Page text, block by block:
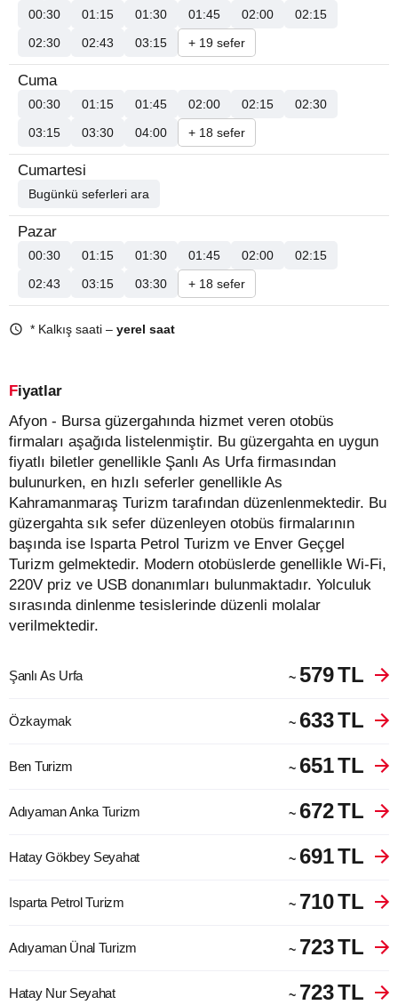
00:30 01:15 01:30 01:45 02:00
02:15
02:30
02:43 03:15 + 19 sefer
Cuma
00:30 01:15 01:45 02:00 02:15
02:30
03:15
03:30 04:00 + 18 sefer
Cumartesi
Bugünkü seferleri ara
Pazar
00:30 01:15 01:30 01:45 02:00
02:15
02:43
03:15 03:30 + 18 sefer
* Kalkış saati – yerel saat
Fiyatlar
Afyon - Bursa güzergahında hizmet veren otobüs
firmaları aşağıda listelenmiştir. Bu güzergahta en uygun
fiyatlı biletler genellikle Şanlı As Urfa firmasından
bulunurken, en hızlı seferler genellikle As
Kahramanmaraş Turizm tarafından düzenlenmektedir. Bu
güzergahta sık sefer düzenleyen otobüs firmalarının
başında ise Isparta Petrol Turizm ve Enver Geçgel
Turizm gelmektedir. Modern otobüslerde genellikle Wi-Fi,
220V priz ve USB donanımları bulunmaktadır. Yolculuk
sırasında dinlenme tesislerinde düzenli molalar
verilmektedir.
Şanlı As Urfa ~ 579TL
Özkaymak ~ 633TL
Ben Turizm ~ 651TL
Adıyaman Anka Turizm ~ 672TL
Hatay Gökbey Seyahat ~ 691TL
Isparta Petrol Turizm ~ 710TL
Adıyaman Ünal Turizm ~ 723TL
Hatay Nur Seyahat ~ 723TL